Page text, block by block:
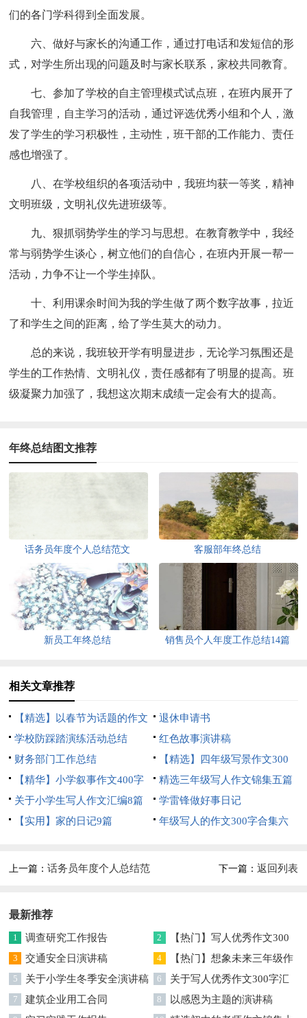
们的各门学科得到全面发展。
六、做好与家长的沟通工作，通过打电话和发短信的形
式，对学生所出现的问题及时与家长联系，家校共同教育。
七、参加了学校的自主管理模式试点班，在班内展开了
自我管理，自主学习的活动，通过评选优秀小组和个人，激
发了学生的学习积极性，主动性，班干部的工作能力、责任
感也增强了。
八、在学校组织的各项活动中，我班均获一等奖，精神
文明班级，文明礼仪先进班级等。
九、狠抓弱势学生的学习与思想。在教育教学中，我经
常与弱势学生谈心，树立他们的自信心，在班内开展一帮一
活动，力争不让一个学生掉队。
十、利用课余时间为我的学生做了两个数字故事，拉近
了和学生之间的距离，给了学生莫大的动力。
总的来说，我班较开学有明显进步，无论学习氛围还是
学生的工作热情、文明礼仪，责任感都有了明显的提高。班
级凝聚力加强了，我想这次期末成绩一定会有大的提高。
年终总结图文推荐
话务员年度个人总结范文 客服部年终总结
新员工年终总结 销售员个人年度工作总结14篇
相关文章推荐
【精选】以春节为话题的作文
锦集8篇
退休申请书
学校防踩踏演练活动总结
红色故事演讲稿
财务部门工作总结
【精选】四年级写景作文300
字集合五篇
【精华】小学叙事作文400字
集锦九篇
精选三年级写人作文锦集五篇
关于小学生写人作文汇编8篇
学雷锋做好事日记
【实用】家的日记9篇
年级写人的作文300字合集六
上一篇：话务员年度个人总结范 下一篇： 返回列表
最新推荐
1 调查研究工作报告 2
【热门】写人优秀作文300
字集合7篇
3 交通安全日演讲稿 4
【热门】想象未来三年级作
文汇编7篇
5 关于小学生冬季安全演讲稿 6
关于写人优秀作文300字汇
编六篇
7 建筑企业用工合同 8 以感恩为主题的演讲稿